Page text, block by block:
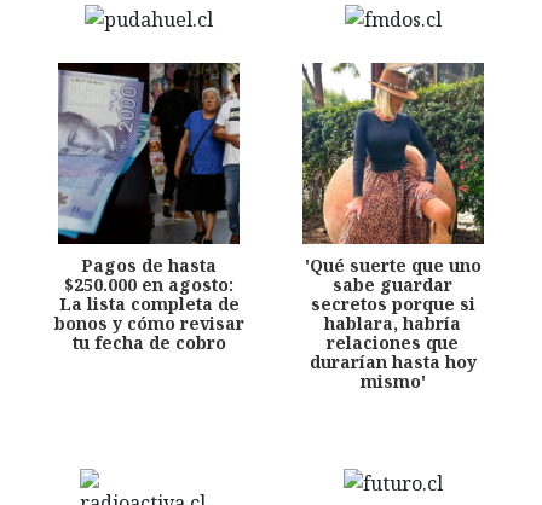
Pagos de hasta
$250.000 en agosto:
La lista completa de
bonos y cómo revisar
tu fecha de cobro
'Qué suerte que uno
sabe guardar
secretos porque si
hablara, habría
relaciones que
durarían hasta hoy
mismo'